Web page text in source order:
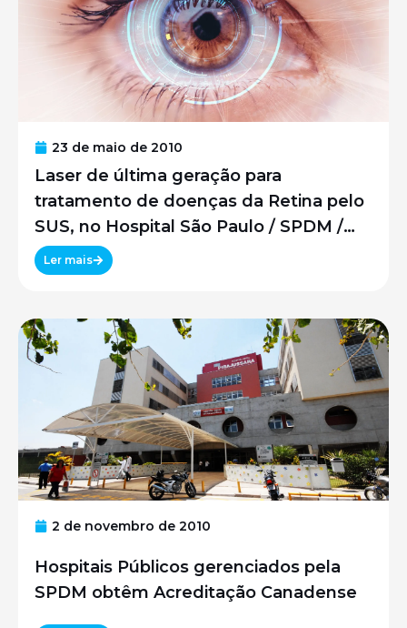
23 de maio de 2010
Laser de última geração para
tratamento de doenças da Retina pelo
SUS, no Hospital São Paulo / SPDM /
UNIFESP
Ler mais
2 de novembro de 2010
Hospitais Públicos gerenciados pela
SPDM obtêm Acreditação Canadense